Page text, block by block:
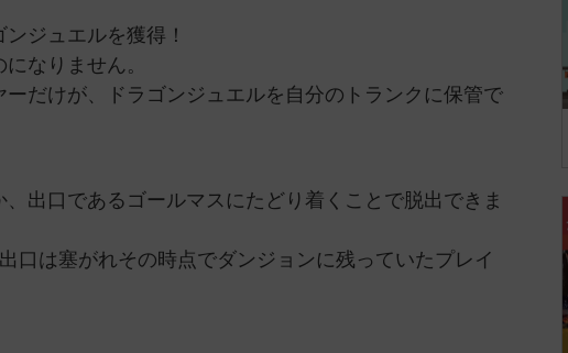
ジュエルを獲得！
なりません。
だけが、ドラゴンジュエルを自分のトランクに保管で
出口であるゴールマスにたどり着くことで脱出できま
口は塞がれその時点でダンジョンに残っていたプレイ